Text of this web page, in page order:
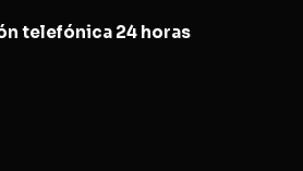
telefónica 24 horas